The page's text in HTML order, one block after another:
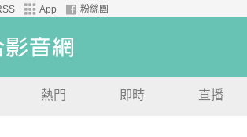
App 粉絲團
熱門 即時 直播